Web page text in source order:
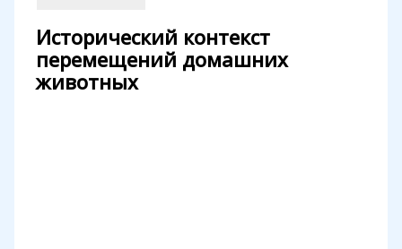
Исторический контекст
перемещений домашних
животных